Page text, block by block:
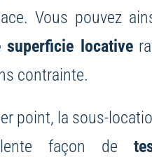
Vous pouvez
superficie locative
contrainte.
point, la sous-
façon de